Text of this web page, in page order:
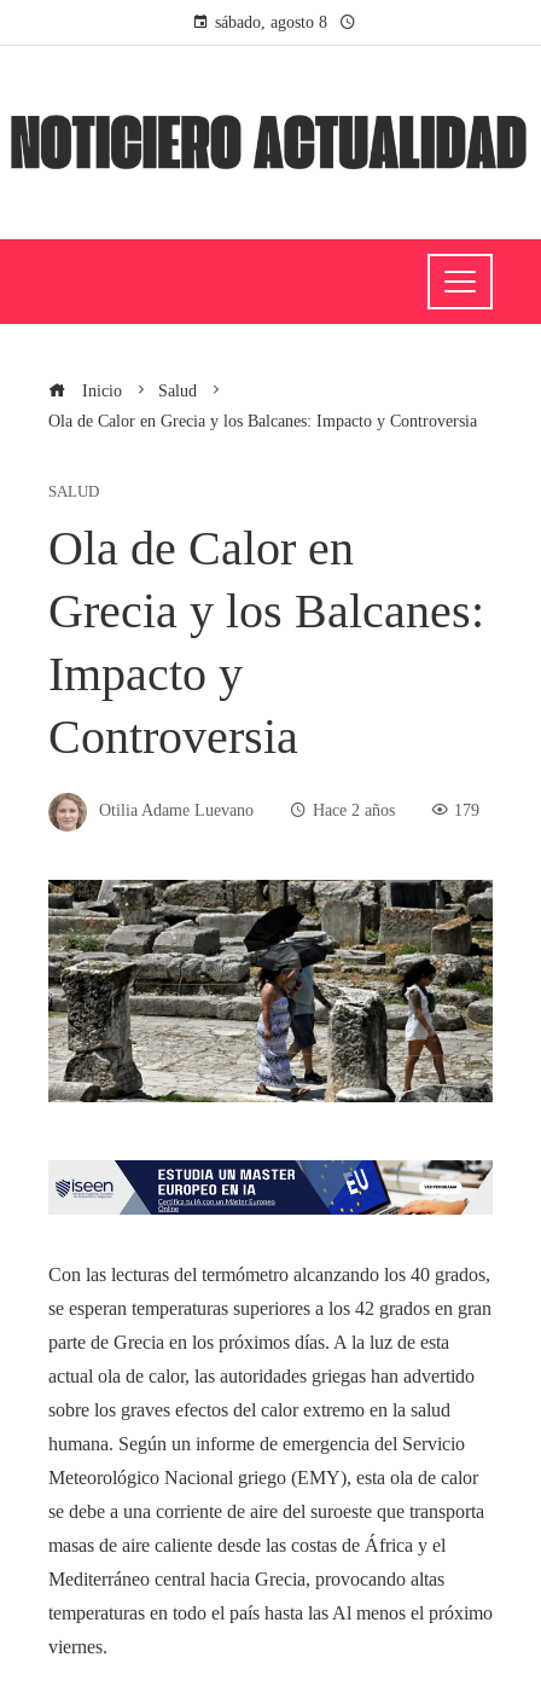
sábado, agosto 8
Inicio
Salud
Ola de Calor en Grecia y los Balcanes: Impacto y Controversia
SALUD
Ola de Calor en
Grecia y los Balcanes:
Impacto y
Controversia
Otilia Adame Luevano Hace 2 años 179
Con las lecturas del termómetro alcanzando los 40 grados,
se esperan temperaturas superiores a los 42 grados en gran
parte de Grecia en los próximos días. A la luz de esta
actual ola de calor, las autoridades griegas han advertido
sobre los graves efectos del calor extremo en la salud
humana. Según un informe de emergencia del Servicio
Meteorológico Nacional griego (EMY), esta ola de calor
se debe a una corriente de aire del suroeste que transporta
masas de aire caliente desde las costas de África y el
Mediterráneo central hacia Grecia, provocando altas
temperaturas en todo el país hasta las Al menos el próximo
viernes.